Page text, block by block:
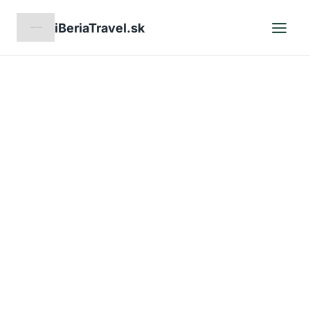
iBeriaTravel.sk